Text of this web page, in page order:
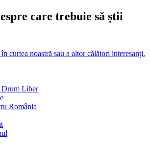
care trebuie să știi
curtea noastră sau a altor călători interesanți.
Liber
România